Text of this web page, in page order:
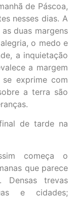
de Páscoa,
nesses dias. A
duas margens
o medo e
a inquietação
a margem
exprime com
a terra são
de tarde na
começa o
que parece
trevas
e cidades;